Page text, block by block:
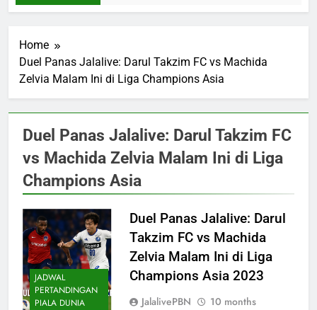
Home
Duel Panas Jalalive: Darul Takzim FC vs Machida
Zelvia Malam Ini di Liga Champions Asia
Duel Panas Jalalive: Darul Takzim FC
vs Machida Zelvia Malam Ini di Liga
Champions Asia
JADWAL
PERTANDINGAN
PIALA DUNIA
Duel Panas Jalalive: Darul
Takzim FC vs Machida
Zelvia Malam Ini di Liga
Champions Asia 2023
JalalivePBN
10 months